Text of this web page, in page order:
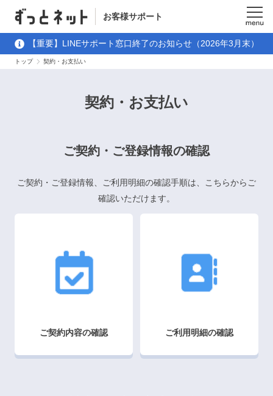
お客様サポート
メニュ
【重要】LINEサポート窓口終了のお知らせ（2026年3月末）
トップ 契約・お支払い
契約・お支払い
ご契約・ご登録情報の確認
ご契約・ご登録情報、ご利用明細の確認手順は、こちらからご
確認いただけます。
ご契約内容の確認 ご利用明細の確認